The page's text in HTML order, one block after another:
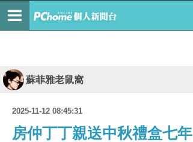
蘇菲雅老鼠窩
2025-11-12 08:45:31
房仲丁丁親送中秋禮盒七年